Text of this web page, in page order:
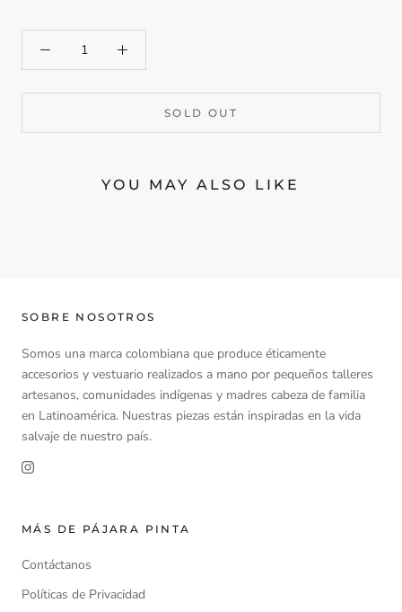
SOLD OUT
YOU MAY ALSO LIKE
SOBRE NOSOTROS
Somos una marca colombiana que produce éticamente
accesorios y vestuario realizados a mano por pequeños talleres
artesanos, comunidades indígenas y madres cabeza de familia
en Latinoamérica. Nuestras piezas están inspiradas en la vida
salvaje de nuestro país.
MÁS DE PÁJARA PINTA
Contáctanos
Políticas de Privacidad